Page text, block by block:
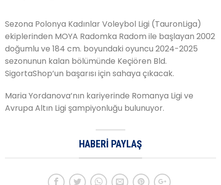
Sezona Polonya Kadınlar Voleybol Ligi (TauronLiga)
ekiplerinden MOYA Radomka Radom ile başlayan 2002
doğumlu ve 184 cm. boyundaki oyuncu 2024-2025
sezonunun kalan bölümünde Keçiören Bld.
SigortaShop’un başarısı için sahaya çıkacak.
Maria Yordanova’nın kariyerinde Romanya Ligi ve
Avrupa Altın Ligi şampiyonluğu bulunuyor.
HABERI PAYLAŞ